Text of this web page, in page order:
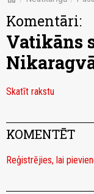
Komentāri:
Vatikāns
Skatīt rakstu
KOMENTĒT
Reģistrējies, lai